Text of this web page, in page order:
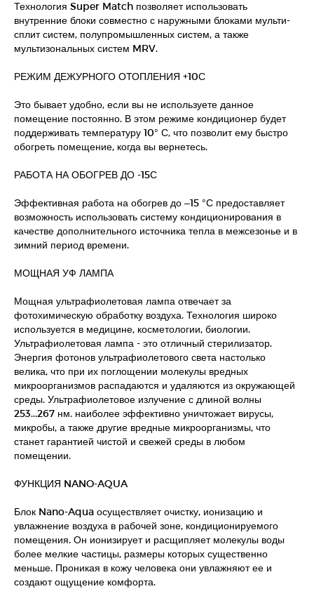
Технология Super Match позволяет использовать
внутренние блоки совместно с наружными блоками мульти-
сплит систем, полупромышленных систем, а также
мультизональных систем MRV.
РЕЖИМ ДЕЖУРНОГО ОТОПЛЕНИЯ +10С
Это бывает удобно, если вы не используете данное
помещение постоянно. В этом режиме кондиционер будет
поддерживать температуру 10° С, что позволит ему быстро
обогреть помещение, когда вы вернетесь.
РАБОТА НА ОБОГРЕВ ДО -15С
Эффективная работа на обогрев до –15 °С предоставляет
возможность использовать систему кондиционирования в
качестве дополнительного источника тепла в межсезонье и в
зимний период времени.
МОЩНАЯ УФ ЛАМПА
Мощная ультрафиолетовая лампа отвечает за
фотохимическую обработку воздуха. Технология широко
используется в медицине, косметологии, биологии.
Ультрафиолетовая лампа - это отличный стерилизатор.
Энергия фотонов ультрафиолетового света настолько
велика, что при их поглощении молекулы вредных
микроорганизмов распадаются и удаляются из окружающей
среды. Ультрафиолетовое излучение с длиной волны
253...267 нм. наиболее эффективно уничтожает вирусы,
микробы, а также другие вредные микроорганизмы, что
станет гарантией чистой и свежей среды в любом
помещении.
ФУНКЦИЯ NANO-AQUA
Блок Nano-Aqua осуществляет очистку, ионизацию и
увлажнение воздуха в рабочей зоне, кондиционируемого
помещения. Он ионизирует и расщипляет молекулы воды
более мелкие частицы, размеры которых существенно
меньше. Проникая в кожу человека они увлажняют ее и
создают ощущение комфорта.